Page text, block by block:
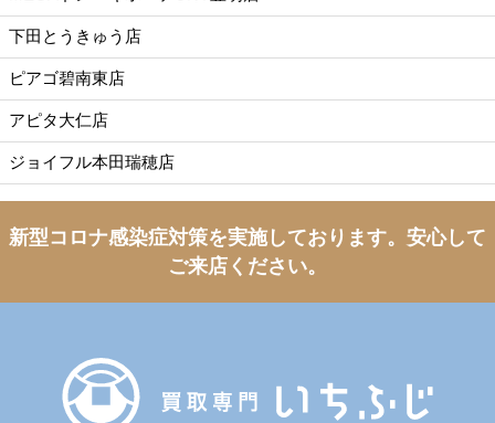
下田とうきゅう店
ピアゴ碧南東店
アピタ大仁店
ジョイフル本田瑞穂店
新型コロナ感染症対策を実施しております。 安心して
ご来店ください。